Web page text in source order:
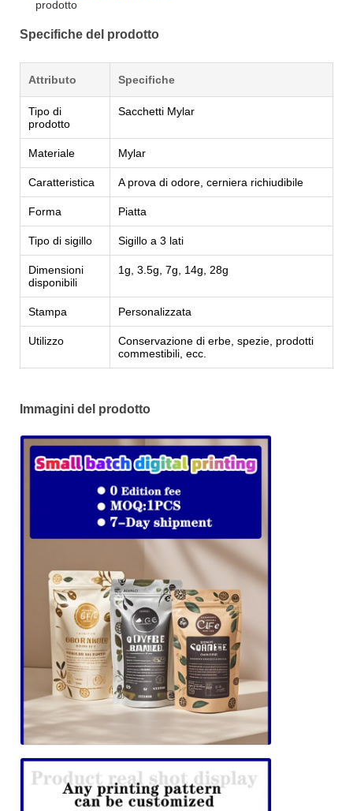
prodotto
Specifiche del prodotto
Attributo Specifiche
Tipo di
prodotto
Sacchetti Mylar
Materiale Mylar
Caratteristica A prova di odore, cerniera richiudibile
Forma Piatta
Tipo di sigillo Sigillo a 3 lati
Dimensioni
disponibili
1g, 3.5g, 7g, 14g, 28g
Stampa Personalizzata
Utilizzo
Conservazione di erbe, spezie, prodotti
commestibili, ecc.
Immagini del prodotto